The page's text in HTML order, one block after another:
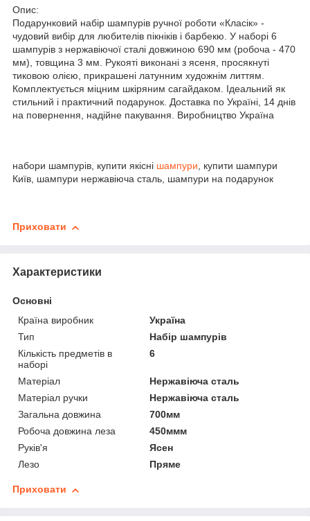
Опис:
Подарунковий набір шампурів ручної роботи «Класік» -
чудовий вибір для любителів пікніків і барбекю. У наборі 6
шампурів з нержавіючої сталі довжиною 690 мм (робоча - 470
мм), товщина 3 мм. Рукояті виконані з ясеня, просякнуті
тиковою олією, прикрашені латунним художнім литтям.
Комплектується міцним шкіряним сагайдаком. Ідеальний як
стильний і практичний подарунок. Доставка по Україні, 14 днів
на повернення, надійне пакування. Виробництво Україна
набори шампурів, купити якісні шампури, купити шампури
Київ, шампури нержавіюча сталь, шампури на подарунок
Приховати
Характеристики
Основні
Країна виробник
Україна
Тип
Набір шампурів
Кількість предметів в
наборі
6
Матеріал
Нержавіюча сталь
Матеріал ручки
Нержавіюча сталь
Загальна довжина
700мм
Робоча довжина леза
450ммм
Руків'я
Ясен
Лезо
Пряме
Приховати